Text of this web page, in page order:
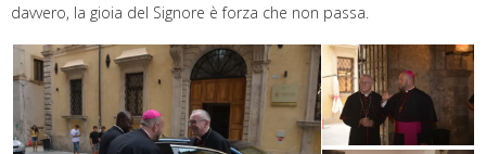
davvero, la gioia del Signore è forza che non passa.